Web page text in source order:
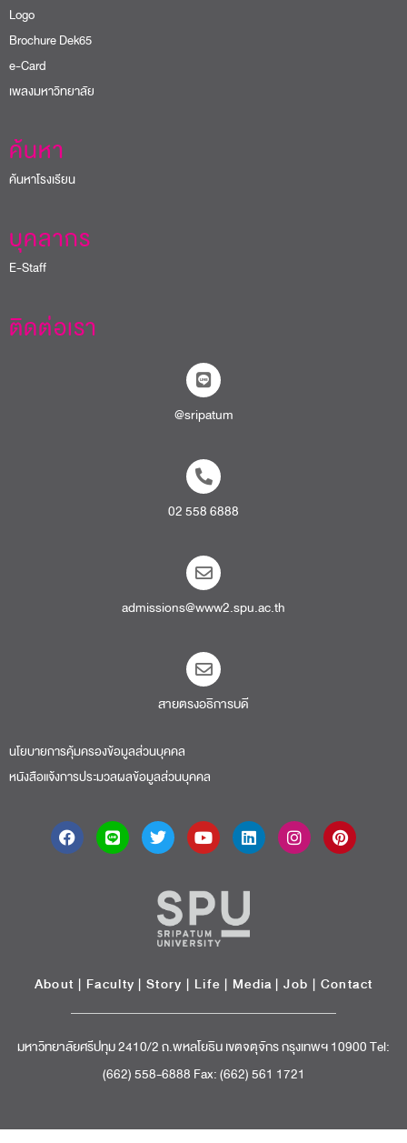
Logo
Brochure Dek65
e-Card
เพลงมหาวิทยาลัย
ค้นหา
ค้นหาโรงเรียน
บุคลากร
E-Staff
ติดต่อเรา
@sripatum
02 558 6888
admissions@www2.spu.ac.th
สายตรงอธิการบดี​
นโยบายการคุ้มครองข้อมูลส่วนบุคคล
หนังสือแจ้งการประมวลผลข้อมูลส่วนบุคคล
About | Faculty | Story | Life | Media |Job | Contact
มหาวิทยาลัยศรีปทุม 2410/2 ถ.พหลโยธิน เขตจตุจักร กรุงเทพฯ 10900 Tel:
(662) 558-6888 Fax: (662) 561 1721